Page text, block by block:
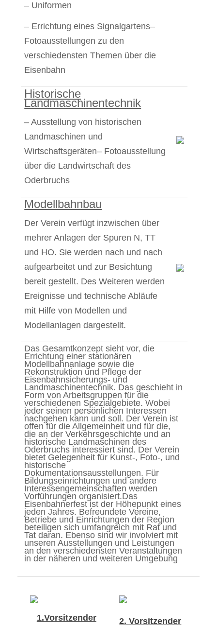
– Uniformen
– Errichtung eines Signalgartens–
Fotoausstellungen zu den
verschiedensten Themen über die
Eisenbahn
Historische
Landmaschinentechnik
– Ausstellung von historischen
Landmaschinen und
Wirtschaftsgeräten– Fotoausstellung
über die Landwirtschaft des
Oderbruchs
Modellbahnbau
Der Verein verfügt inzwischen über
mehrer Anlagen der Spuren N, TT
und HO. Sie werden nach und nach
aufgearbeitet und zur Besichtung
bereit gestellt. Des Weiteren werden
Ereignisse und technische Abläufe
mit Hilfe von Modellen und
Modellanlagen dargestellt.
Das Gesamtkonzept sieht vor, die
Errichtung einer stationären
Modellbahnanlage sowie die
Rekonstruktion und Pflege der
Eisenbahnsicherungs- und
Landmaschinentechnik. Das geschieht in
Form von Arbeitsgruppen für die
verschiedenen Spezialgebiete. Wobei
jeder seinen persönlichen Interessen
nachgehen kann und soll. Der Verein ist
offen für die Allgemeinheit und für die,
die an der Verkehrsgeschichte und an
historische Landmaschinen des
Oderbruchs interessiert sind. Der Verein
bietet Gelegenheit für Kunst-, Foto-, und
historische
Dokumentationsausstellungen. Für
Bildungseinrichtungen und andere
Interessengemeinschaften werden
Vorführungen organisiert.Das
Eisenbahnerfest ist der Höhepunkt eines
jeden Jahres. Befreundete Vereine,
Betriebe und Einrichtungen der Region
beteiligen sich umfangreich mit Rat und
Tat daran. Ebenso sind wir involviert mit
unseren Ausstellungen und Leistungen
an den verschiedensten Veranstaltungen
in der näheren und weiteren Umgebung
1.Vorsitzender 2. Vorsitzender